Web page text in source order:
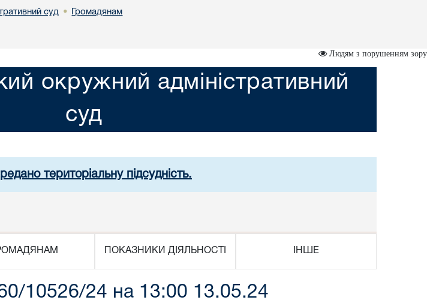
суд • Громадянам
Людям з порушенням зору
окружний адміністративний
суд
територіальну підсудність.
ПОКАЗНИКИ ДІЯЛЬНОСТІ ІНШЕ
10526/24 на 13:00 13.05.24